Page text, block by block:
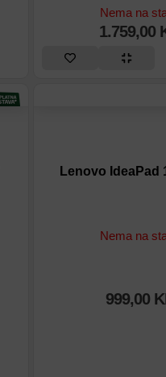
Nema na
1.759,00
Lenovo IdeaPad
Nema na
999,00